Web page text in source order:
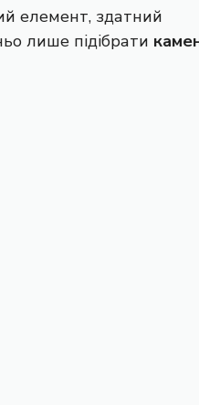
елемент, здатний
лише підібрати